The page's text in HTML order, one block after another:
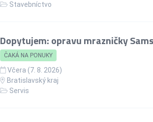
Stavebníctvo
Dopytujem: opravu mrazničky
ČAKÁ NA PONUKY
Včera (7. 8. 2026)
Bratislavský kraj
Servis